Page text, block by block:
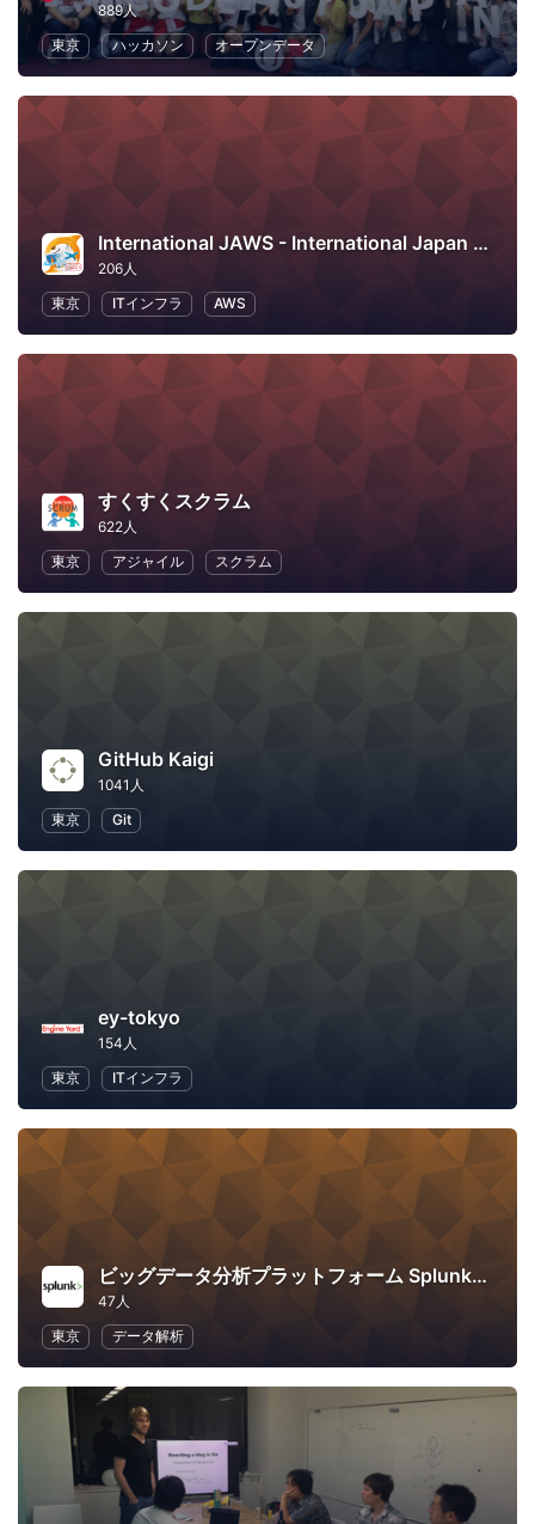
889人
東京
ハッカソン オープンデータ
International JAWS - International Japan AWS User Group
206人
東京
ITインフラ AWS
すくすくスクラム
622人
東京
アジャイル スクラム
GitHub Kaigi
1041人
東京
Git
ey-tokyo
154人
東京
ITインフラ
ビッグデータ分析プラットフォーム Splunk セミナー情報
47人
東京
データ解析